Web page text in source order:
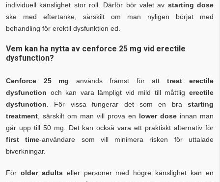
individuell känslighet stor roll. Därför bör valet av starting dose
ske med eftertanke, särskilt om man nyligen börjat med
behandling för erektil dysfunktion ed.
Vem kan ha nytta av cenforce 25 mg vid erectile
dysfunction?
Cenforce 25 mg används främst för att treat erectile
dysfunction och kan vara lämpligt vid mild till måttlig erectile
dysfunction . För vissa fungerar det som en bra starting
treatment , särskilt om man vill prova en lower dose innan man
går upp till 50 mg. Det kan också vara ett praktiskt alternativ för
first time-användare som vill minimera risken för uttalade
biverkningar.
För older adults eller personer med högre känslighet kan en